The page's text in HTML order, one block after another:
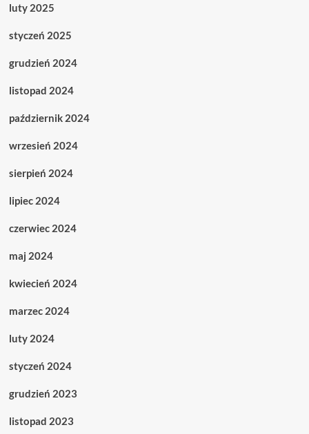
luty 2025
styczeń 2025
grudzień 2024
listopad 2024
październik 2024
wrzesień 2024
sierpień 2024
lipiec 2024
czerwiec 2024
maj 2024
kwiecień 2024
marzec 2024
luty 2024
styczeń 2024
grudzień 2023
listopad 2023